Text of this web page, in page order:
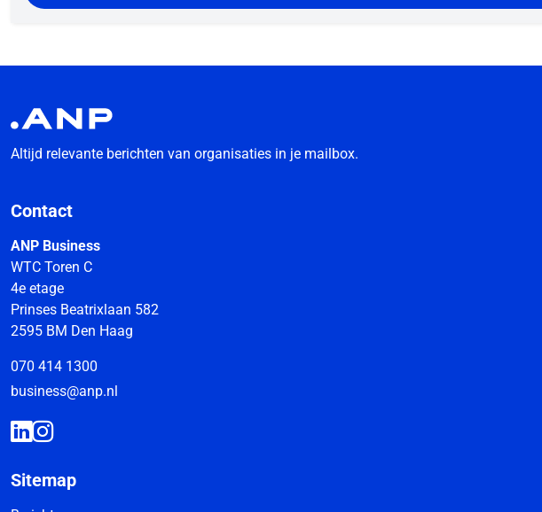
Altijd relevante berichten van organisaties in je mailbox.
Contact
ANP Business
WTC Toren C
4e etage
Prinses Beatrixlaan 582
2595 BM Den Haag
070 414 1300
business@anp.nl
Sitemap